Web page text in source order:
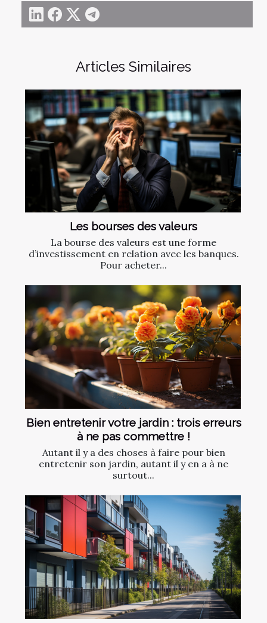
Articles Similaires
Les bourses des valeurs
La bourse des valeurs est une forme
d’investissement en relation avec les banques.
Pour acheter...
Bien entretenir votre jardin : trois erreurs
à ne pas commettre !
Autant il y a des choses à faire pour bien
entretenir son jardin, autant il y en a à ne
surtout...